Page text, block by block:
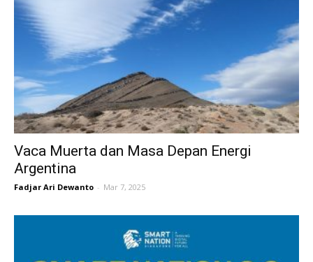
Vaca Muerta dan Masa Depan Energi
Argentina
Fadjar Ari Dewanto - Mar 7, 2025